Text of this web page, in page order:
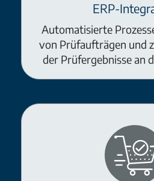
ERP-
Automatisierte
von Prüfaufträgen und
der Prüfergebnisse an